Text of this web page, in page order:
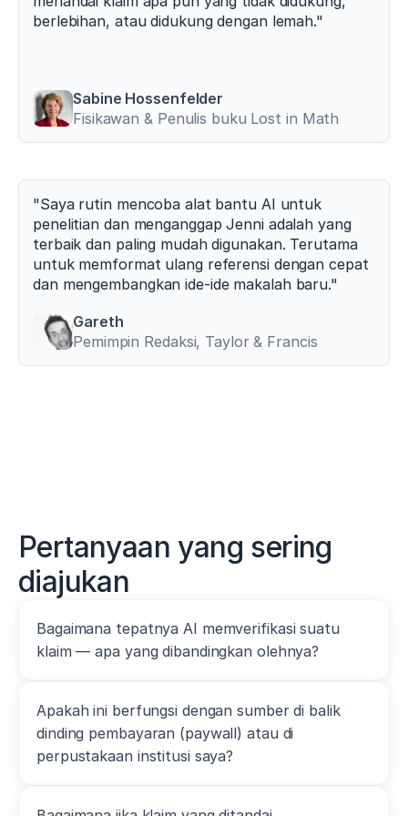
berlebihan, atau didukung dengan lemah."
Sabine Hossenfelder
Fisikawan & Penulis buku Lost in Math
"Saya rutin mencoba alat bantu AI untuk
penelitian dan menganggap Jenni adalah yang
terbaik dan paling mudah digunakan. Terutama
untuk memformat ulang referensi dengan cepat
dan mengembangkan ide-ide makalah baru."
Gareth
Pemimpin Redaksi, Taylor & Francis
Pertanyaan yang sering
diajukan
Bagaimana tepatnya AI memverifikasi suatu
klaim — apa yang dibandingkan olehnya?
Apakah ini berfungsi dengan sumber di balik
dinding pembayaran (paywall) atau di
perpustakaan institusi saya?